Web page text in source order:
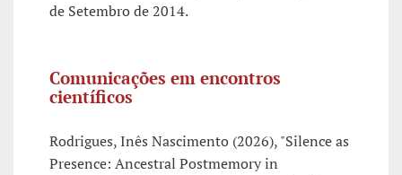
de Setembro de 2014.
Comunicações em encontros
científicos
Rodrigues, Inês Nascimento (2026), "Silence as
Presence: Ancestral Postmemory in